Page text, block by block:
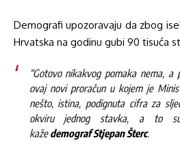
Demografi upozoravaju da zbog
Hrvatska na godinu gubi 90 tisuća
“Gotovo nikakvog pomaka nema,
ovaj novi proračun u kojem je
nešto, istina, podignuta cifra za
okviru jednog stavka, a to su
kažedemograf Stjepan Šterc.